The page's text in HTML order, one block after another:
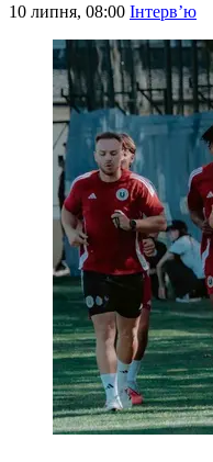
10 липня, 08:00 Інтерв’ю